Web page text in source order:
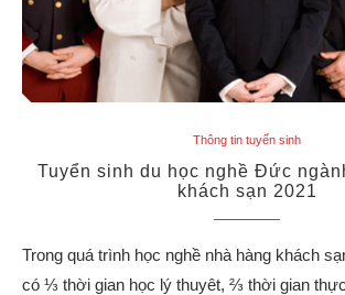
Thông tin tuyển sinh
Tuyển sinh du học nghề Đức
khách sạn 2021
Trong quá trình học nghề nhà hàng khách
có ⅓ thời gian học lý thuyêt, ⅔ thời gian